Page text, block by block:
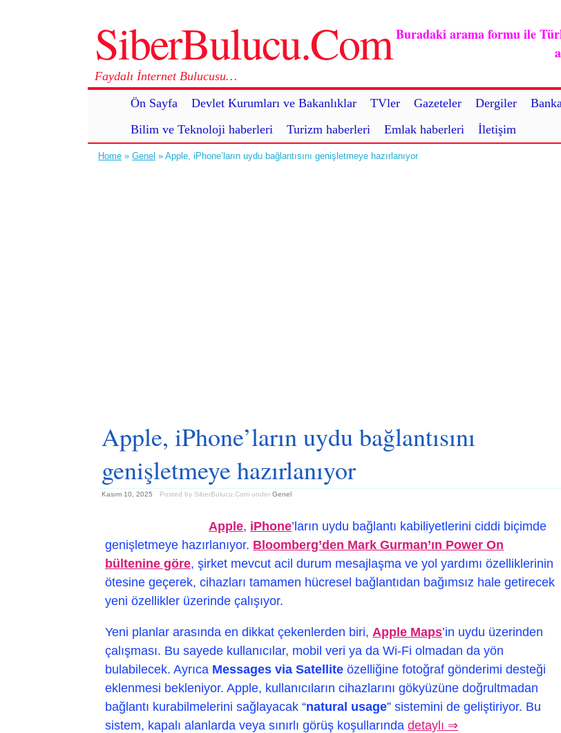
SiberBulucu.Com
Faydalı İnternet Bulucusu…
Ön Sayfa
Devlet Kurumları ve Bakanlıklar TVler Gazeteler Dergiler
Bilim ve Teknoloji haberleri
Turizm haberleri Emlak haberleri İletişim
Buradaki arama formu ile
Home » Genel » Apple, iPhone’ların uydu bağlantısını genişletmeye hazırlanıyor
Apple, iPhone’ların uydu bağlantısını
genişletmeye hazırlanıyor
Kasım 10, 2025 Posted by SiberBulucu.Com under Genel
Apple, iPhone’ların uydu bağlantı kabiliyetlerini ciddi biçimde
genişletmeye hazırlanıyor. Bloomberg’den Mark Gurman’ın Power On
bültenine göre, şirket mevcut acil durum mesajlaşma ve yol yardımı özelliklerinin
ötesine geçerek, cihazları tamamen hücresel bağlantıdan bağımsız hale getirecek
yeni özellikler üzerinde çalışıyor.
Yeni planlar arasında en dikkat çekenlerden biri, Apple Maps’in uydu üzerinden
çalışması. Bu sayede kullanıcılar, mobil veri ya da Wi-Fi olmadan da yön
bulabilecek. Ayrıca Messages via Satellite özelliğine fotoğraf gönderimi desteği
eklenmesi bekleniyor. Apple, kullanıcıların cihazlarını gökyüzüne doğrultmadan
bağlantı kurabilmelerini sağlayacak “natural usage” sistemini de geliştiriyor. Bu
sistem, kapalı alanlarda veya sınırlı görüş koşullarında detaylı ⇒